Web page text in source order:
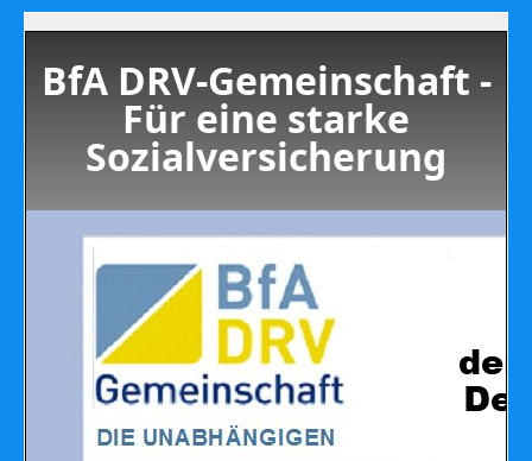
BfA DRV-Gemeinschaft -
Für eine starke
Sozialversicherung